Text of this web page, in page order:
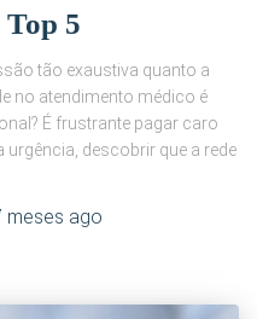
Top 5
tão exaustiva quanto a
no atendimento médico é
É frustrante pagar caro
descobrir que a rede
meses ago